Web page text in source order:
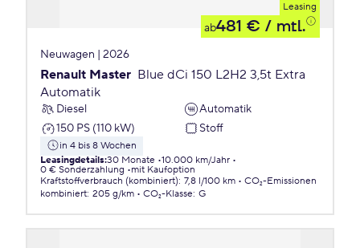
Leasing
ab481 € / mtl.
Neuwagen | 2026
Renault Master Blue dCi 150 L2H2 3,5t Extra
Automatik
Diesel
Automatik
150 PS (110 kW)
Stoff
in 4 bis 8 Wochen
Leasingdetails:30 Monate 10.000 km/Jahr
0 € Sonderzahlung
mit Kaufoption
Kraftstoffverbrauch (kombiniert): 7,8 l/100 km
CO₂-Emissionen
kombiniert: 205 g/km CO₂-Klasse: G